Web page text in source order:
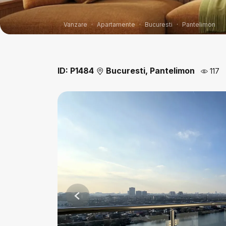
Vanzare Apartamente Bucuresti Pantelimon
ID: P1484 Bucuresti, Pantelimon 117
Previous